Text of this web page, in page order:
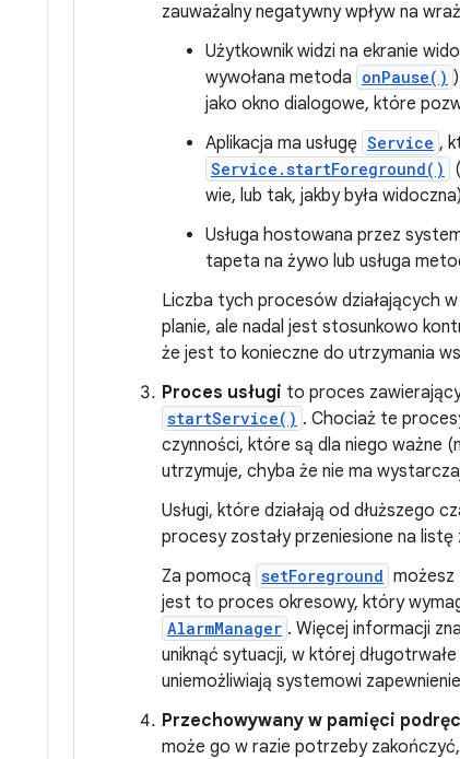
zauważalny negatywny wpływ na
Użytkownik widzi na ekranie
wywołana metoda onPause()
jako okno dialogowe, które
Aplikacja ma usługę Service ,
Service.startForeground()
wie, lub tak, jakby była
Usługa hostowana przez
tapeta na żywo lub usługa
Liczba tych procesów działających
planie, ale nadal jest stosunkowo
że jest to konieczne do utrzymania
Proces usługi to proces
startService() . Chociaż te
czynności, które są dla niego ważne
utrzymuje, chyba że nie ma
Usługi, które działają od dłuższego
procesy zostały przeniesione na listę
Za pomocą setForeground możesz
jest to proces okresowy, który
AlarmManager . Więcej informacji
uniknąć sytuacji, w której
uniemożliwiają systemowi
Przechowywany w pamięci
może go w razie potrzeby